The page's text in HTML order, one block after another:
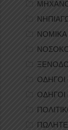
ΝΟΜΙΚΑ
ΟΔΗΓΟΙ
ΟΔΗΓΟΙ